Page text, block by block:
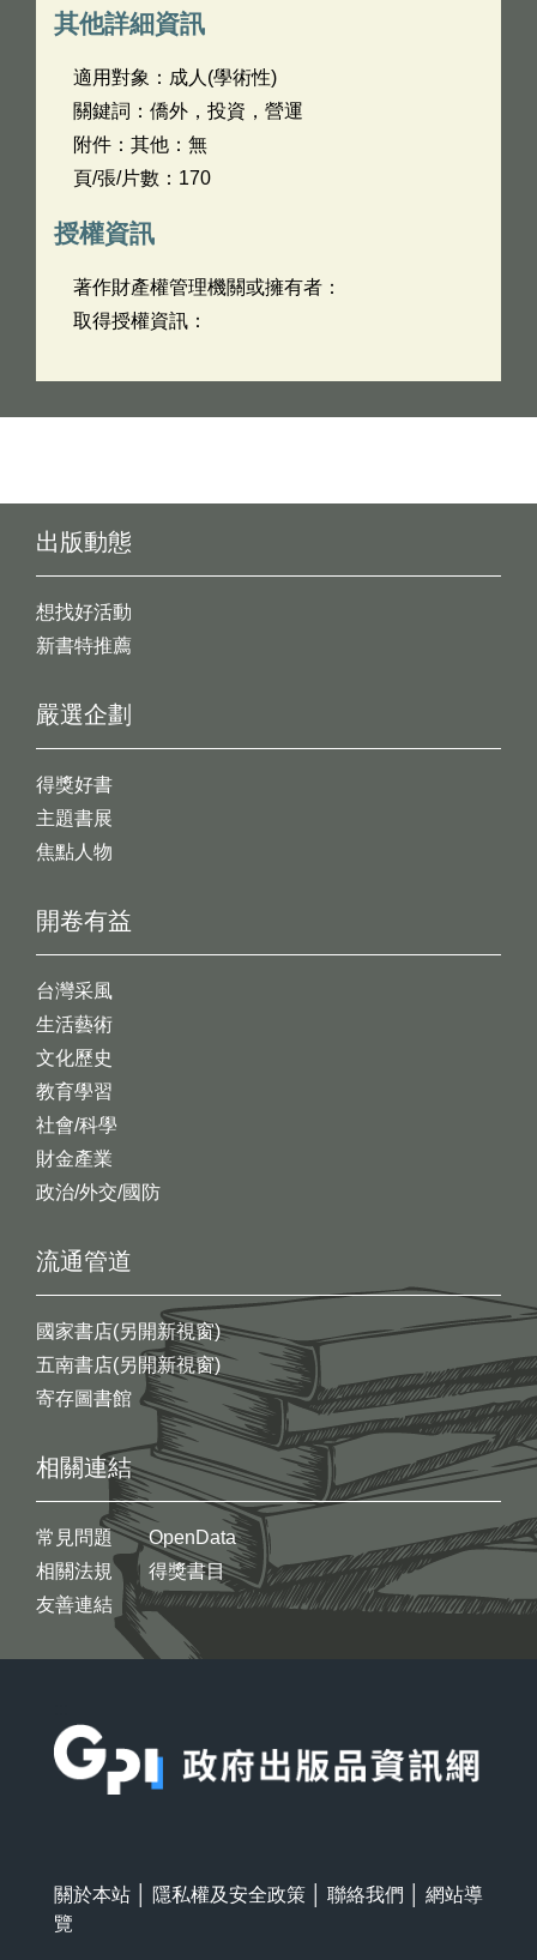
其他詳細資訊
適用對象：成人(學術性)
關鍵詞：僑外，投資，營運
附件：其他：無
頁/張/片數：170
授權資訊
著作財產權管理機關或擁有者：
取得授權資訊：
出版動態
想找好活動
新書特推薦
開卷有益
台灣采風
生活藝術
文化歷史
教育學習
社會/科學
財金產業
政治/外交/國防
嚴選企劃
得獎好書
主題書展
焦點人物
流通管道
國家書店(另開新視窗)
五南書店(另開新視窗)
寄存圖書館
相關連結
常見問題
相關法規
友善連結
OpenData
得獎書目
關於本站 隱私權及安全政策 聯絡我們
網站導
覽